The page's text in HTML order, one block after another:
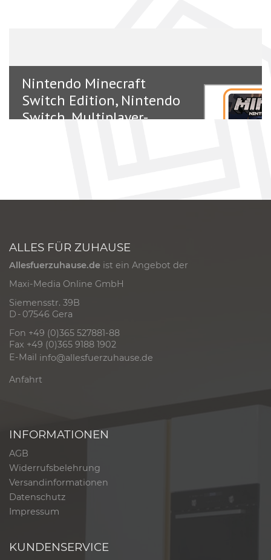
ALLES FÜR ZUHAUSE
Allesfuerzuhause.de ist ein Angebot der
Maxi-Media Online GmbH
Siemensstr. 39B
D - 07546 Gera
Fon +49 (0)365 527881-88
Fax +49 (0)365 9188 1902
E-Mail info@allesfuerzuhause.de
Anfahrt
INFORMATIONEN
AGB
Widerrufsbelehrung
Versandinformationen
Datenschutz
Impressum
KUNDENSERVICE